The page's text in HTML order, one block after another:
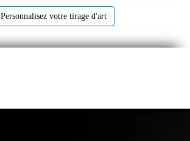
Personnalisez votre tirage d'art